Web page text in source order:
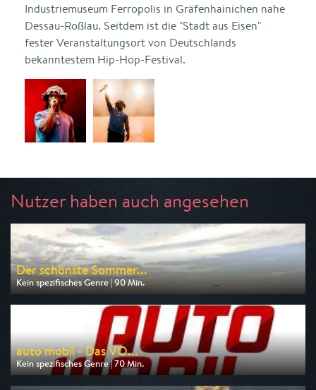
Industriemuseum Ferropolis in Gräfenhainichen nahe
Dessau-Roßlau. Seitdem ist die "Stadt aus Eisen"
fester Veranstaltungsort von Deutschlands
bekanntestem Hip-Hop-Festival.
Nutzer haben auch angesehen
Der schönste Sommer...
Kein spezifisches Genre | 90 Min.
Ausgestrahlt von MDR
am 09.08.2026, 20:15
auto mobil - Das VO...
Kein spezifisches Genre | 70 Min.
Ausgestrahlt von VOX
am 09.08.2026, 17:00